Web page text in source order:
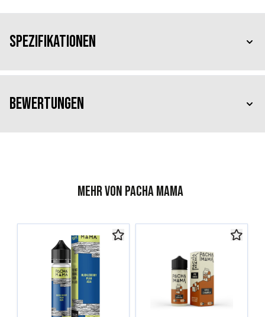
Spezifikationen
Bewertungen
Mehr von Pacha Mama